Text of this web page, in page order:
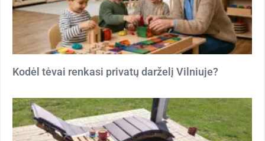
Kodėl tėvai renkasi privatų darželį Vilniuje?